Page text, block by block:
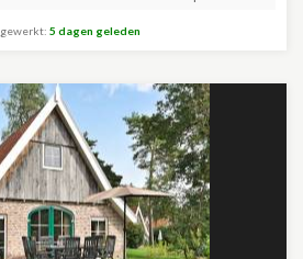
5 dagen geleden